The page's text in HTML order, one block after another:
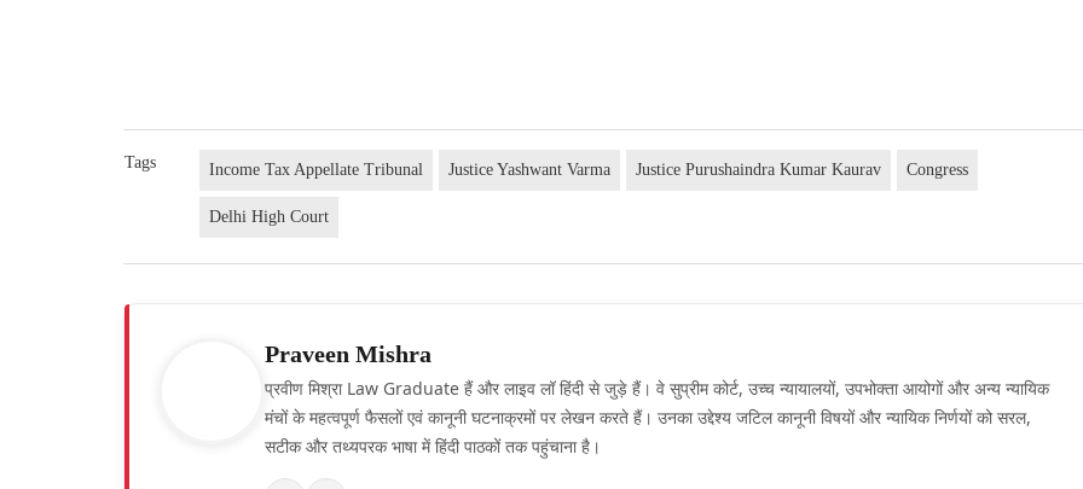
Tags Income Tax Appellate Tribunal Justice Yashwant Varma Justice Purushaindra Kumar Kaurav Congress
Delhi High Court
Praveen Mishra
प्रवीण मिश्रा Law Graduate हैं और लाइव लॉ हिंदी से जुड़े हैं। वे सुप्रीम कोर्ट, उच्च न्यायालयों, उपभोक्ता आयोगों और अन्य न्यायिक
मंचों के महत्वपूर्ण फैसलों एवं कानूनी घटनाक्रमों पर लेखन करते हैं। उनका उद्देश्य जटिल कानूनी विषयों और न्यायिक निर्णयों को सरल,
सटीक और तथ्यपरक भाषा में हिंदी पाठकों तक पहुंचाना है।